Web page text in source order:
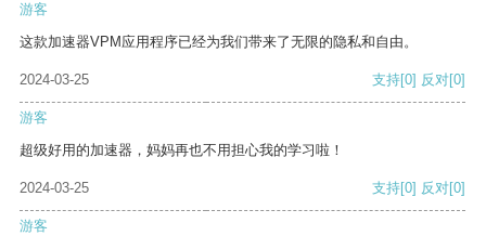
游客
这款加速器VPM应用程序已经为我们带来了无限的隐私和自由。
2024-03-25 支持[0] 反对[0]
游客
超级好用的加速器，妈妈再也不用担心我的学习啦！
2024-03-25 支持[0] 反对[0]
游客